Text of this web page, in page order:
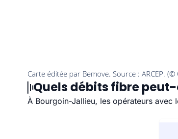
Quels débits fibre
À Bourgoin-Jallieu, les opérateurs avec